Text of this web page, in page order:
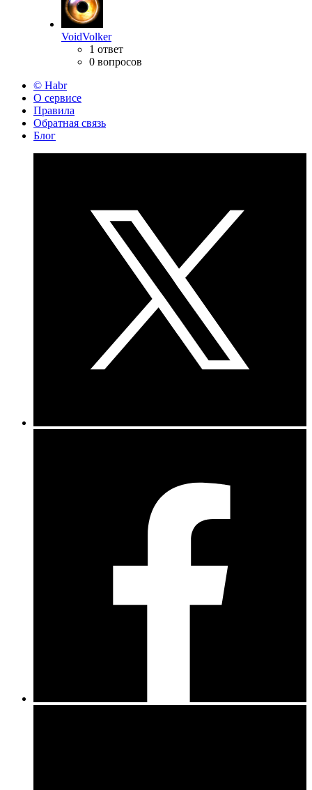
VoidVolker
1 ответ
0 вопросов
© Habr
О сервисе
Правила
Обратная связь
Блог